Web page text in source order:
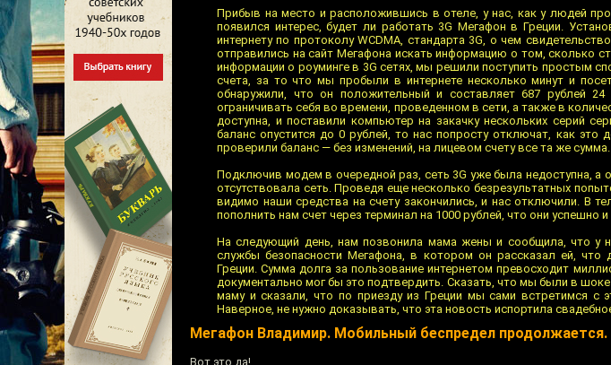
Прибыв на место и расположившись в отеле, у нас, как у людей
появился интерес, будет ли работать 3G Мегафон в Греции.
интернету по протоколу WCDMA, стандарта 3G, о чем
отправились на сайт Мегафона искать информацию о том, сколько
информации о роуминге в 3G сетях, мы решили поступить простым
счета, за то что мы пробыли в интернете несколько минут и
обнаружили, что он положительный и составляет 687 рублей
ограничивать себя во времени, проведенном в сети, а также в
доступна, и поставили компьютер на закачку нескольких серий
баланс опустится до 0 рублей, то нас попросту отключат, как
проверили баланс — без изменений, на лицевом счету все та же сумма.
Подключив модем в очередной раз, сеть 3G уже была недоступна, а
отсутствовала сеть. Проведя еще несколько безрезультатных
видимо наши средства на счету закончились, и нас отключили. В
пополнить нам счет через терминал на 1000 рублей, что они успешно
На следующий день, нам позвонила мама жены и сообщила, что у
службы безопасности Мегафона, в котором он рассказал ей, что
Греции. Сумма долга за пользование интернетом превосходит
документально мог бы это подтвердить. Сказать, что мы были в
маму и сказали, что по приезду из Греции мы сами встретимся
Наверное, не нужно доказывать, что эта новость испортила
Мегафон Владимир. Мобильный беспредел продолжается.
Вот это да!